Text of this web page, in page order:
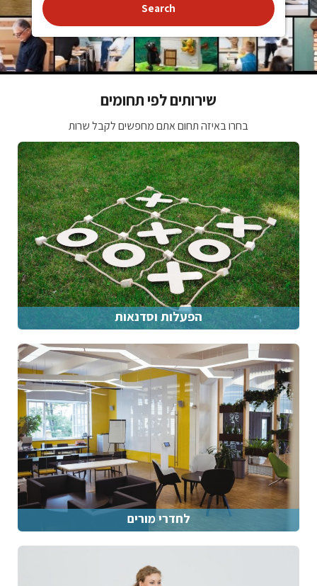
Search
שירותים לפי תחומים
בחרו באיזה תחום אתם מחפשים לקבל שרות
הפעלות וסדנאות
לחדרי מורים